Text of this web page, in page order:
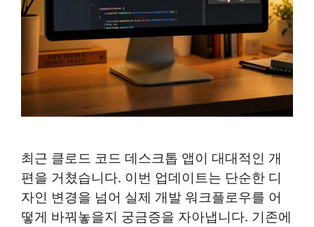
최근 클로드 코드 데스크톱 앱이 대대적인 개
편을 거쳤습니다. 이번 업데이트는 단순한 디
자인 변경을 넘어 실제 개발 워크플로우를 어
떻게 바꿔놓을지 궁금증을 자아냅니다. 기존에